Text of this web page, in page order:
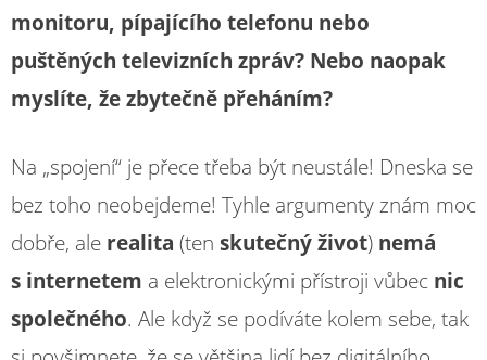
monitoru, pípajícího telefonu nebo
puštěných televizních zpráv? Nebo naopak
myslíte, že zbytečně přeháním?
Na „spojení“ je přece třeba být neustále! Dneska se
bez toho neobejdeme! Tyhle argumenty znám moc
dobře, ale realita (ten skutečný život) nemá
s internetem a elektronickými přístroji vůbec nic
společného. Ale když se podíváte kolem sebe, tak